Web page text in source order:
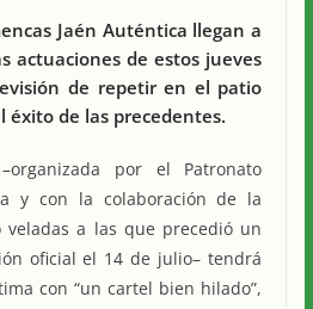
Jaén Auténtica llegan a
actuaciones de estos jueves
de repetir en el patio
éxito de las precedentes.
por el Patronato
y con la colaboración de la
veladas a las que precedió un
oficial el 14 de julio– tendrá
con “un cartel bien hilado”,